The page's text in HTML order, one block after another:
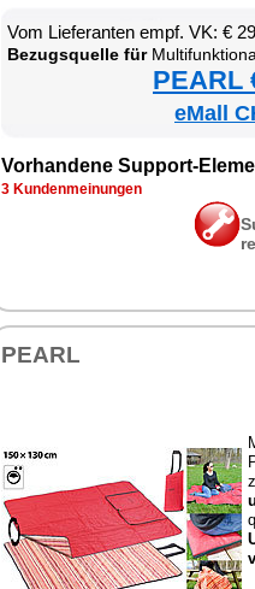
Vom Lie­fe­ran­ten empf. VK: €
Be­zugs­quel­le fürMul­ti­funk­tio­na­le
PEARL
eMall
Vor­han­de­ne Sup­port-
3 Kun­den­mei­nun­gen
PEARL